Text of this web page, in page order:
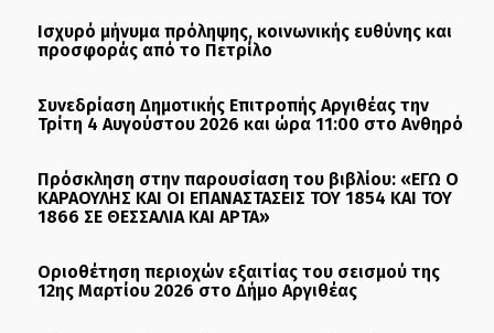
Ισχυρό μήνυμα πρόληψης, κοινωνικής ευθύνης και
προσφοράς από το Πετρίλο
Συνεδρίαση Δημοτικής Επιτροπής Αργιθέας την
Τρίτη 4 Αυγούστου 2026 και ώρα 11:00 στο Ανθηρό
Πρόσκληση στην παρουσίαση του βιβλίου: «ΕΓΩ Ο
ΚΑΡΑΟΥΛΗΣ ΚΑΙ ΟΙ ΕΠΑΝΑΣΤΑΣΕΙΣ ΤΟΥ 1854 ΚΑΙ ΤΟΥ
1866 ΣΕ ΘΕΣΣΑΛΙΑ ΚΑΙ ΑΡΤΑ»
Οριοθέτηση περιοχών εξαιτίας του σεισμού της
12ης Μαρτίου 2026 στο Δήμο Αργιθέας